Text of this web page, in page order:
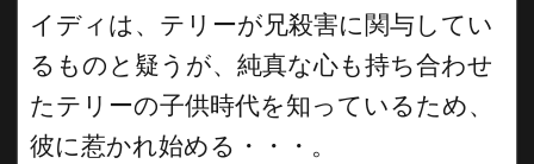
イディは、テリーが兄殺害に関与してい
るものと疑うが、純真な心も持ち合わせ
たテリーの子供時代を知っているため、
彼に惹かれ始める・・・。